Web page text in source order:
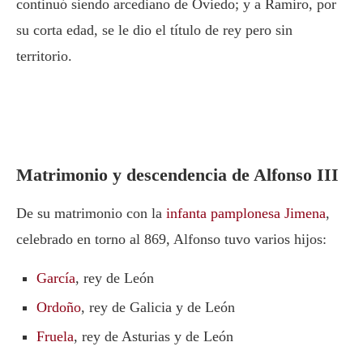
continuó siendo arcediano de Oviedo; y a Ramiro, por
su corta edad, se le dio el título de rey pero sin
territorio.
Matrimonio y descendencia de Alfonso III
De su matrimonio con la infanta pamplonesa Jimena,
celebrado en torno al 869, Alfonso tuvo varios hijos:
García, rey de León
Ordoño, rey de Galicia y de León
Fruela, rey de Asturias y de León